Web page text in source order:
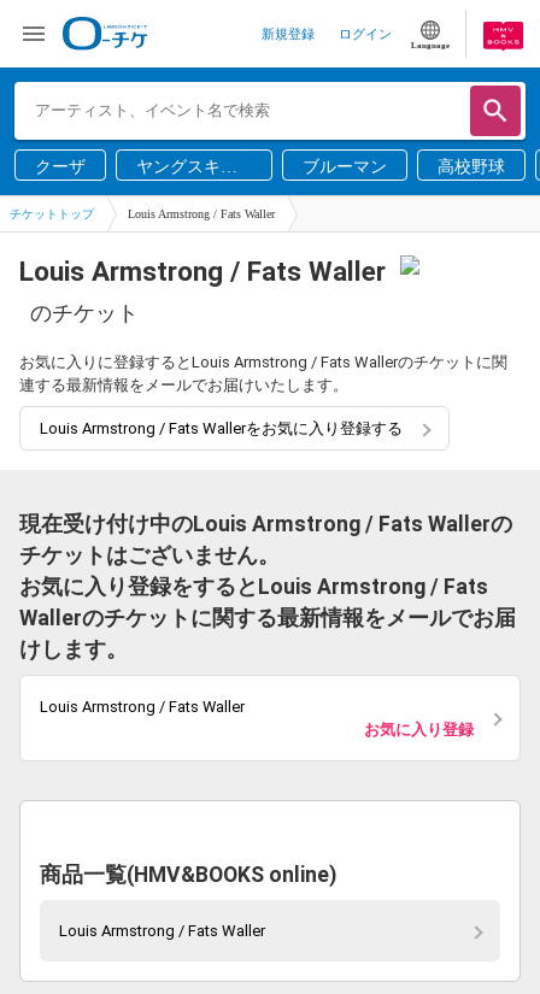
新規登録 ログイン
Language
クーザ
ヤングスキニ
ー
ブルーマン 高校野球
チケットトップ Louis Armstrong / Fats Waller
Louis Armstrong / Fats Waller
のチケット
お気に入りに登録するとLouis Armstrong / Fats Wallerのチケットに関
連する最新情報をメールでお届けいたします。
Louis Armstrong / Fats Wallerをお気に入り登録する
現在受け付け中のLouis Armstrong / Fats Wallerの
チケットはございません。
お気に入り登録をするとLouis Armstrong / Fats
Wallerのチケットに関する最新情報をメールでお届
けします。
Louis Armstrong / Fats Waller
お気に入り登録
商品一覧(HMV&BOOKS online)
Louis Armstrong / Fats Waller